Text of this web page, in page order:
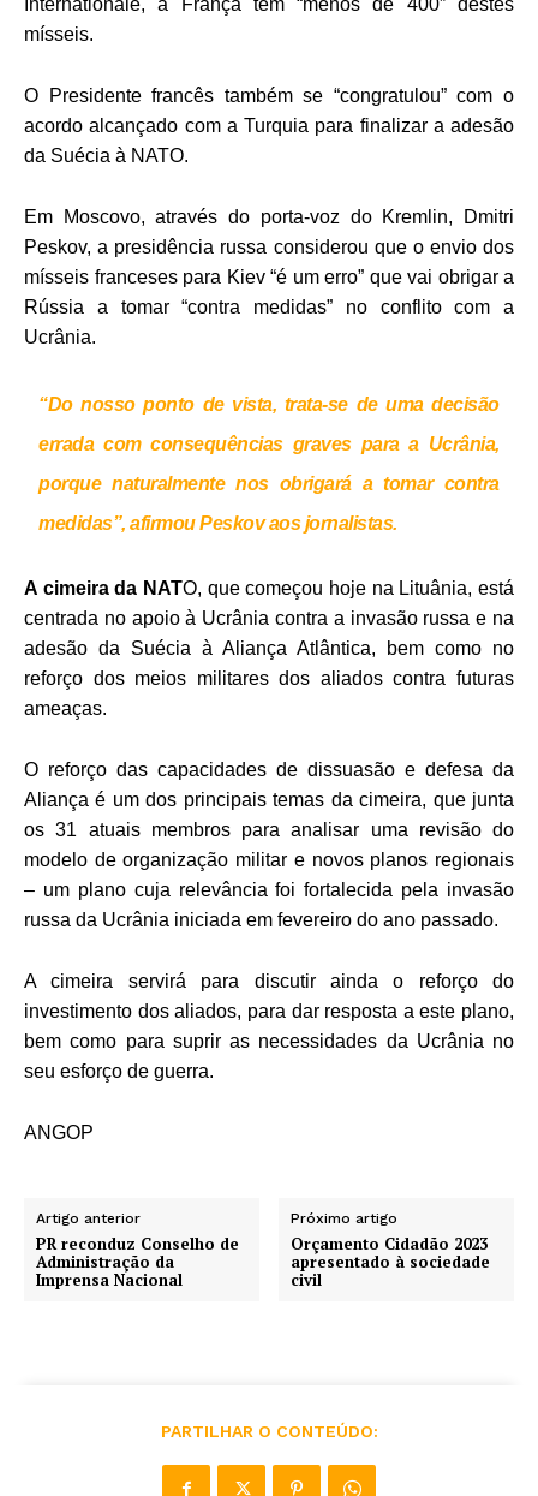
Internationale, a França tem “menos de 400” destes
mísseis.
O Presidente francês também se “congratulou” com o
acordo alcançado com a Turquia para finalizar a adesão
da Suécia à NATO.
Em Moscovo, através do porta-voz do Kremlin, Dmitri
Peskov, a presidência russa considerou que o envio dos
mísseis franceses para Kiev “é um erro” que vai obrigar a
Rússia a tomar “contra medidas” no conflito com a
Ucrânia.
“Do nosso ponto de vista, trata-se de uma decisão
errada com consequências graves para a Ucrânia,
porque naturalmente nos obrigará a tomar contra
medidas”, afirmou Peskov aos jornalistas.
A cimeira da NATO, que começou hoje na Lituânia, está
centrada no apoio à Ucrânia contra a invasão russa e na
adesão da Suécia à Aliança Atlântica, bem como no
reforço dos meios militares dos aliados contra futuras
ameaças.
O reforço das capacidades de dissuasão e defesa da
Aliança é um dos principais temas da cimeira, que junta
os 31 atuais membros para analisar uma revisão do
modelo de organização militar e novos planos regionais
– um plano cuja relevância foi fortalecida pela invasão
russa da Ucrânia iniciada em fevereiro do ano passado.
A cimeira servirá para discutir ainda o reforço do
investimento dos aliados, para dar resposta a este plano,
bem como para suprir as necessidades da Ucrânia no
seu esforço de guerra.
ANGOP
Artigo anterior
PR reconduz Conselho de
Administração da
Imprensa Nacional
Próximo artigo
Orçamento Cidadão 2023
apresentado à sociedade
civil
PARTILHAR O CONTEÚDO: